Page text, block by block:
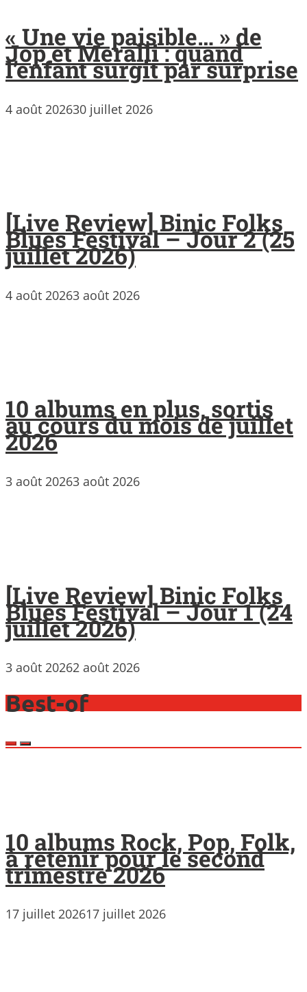
« Une vie paisible… » de
Jop et Meralli : quand
l’enfant surgit par surprise
4 août 202630 juillet 2026
[Live Review] Binic Folks
Blues Festival – Jour 2 (25
juillet 2026)
4 août 20263 août 2026
10 albums en plus, sortis
au cours du mois de juillet
2026
3 août 20263 août 2026
[Live Review] Binic Folks
Blues Festival – Jour 1 (24
juillet 2026)
3 août 20262 août 2026
Best-of
10 albums Rock, Pop, Folk,
à retenir pour le second
trimestre 2026
17 juillet 202617 juillet 2026